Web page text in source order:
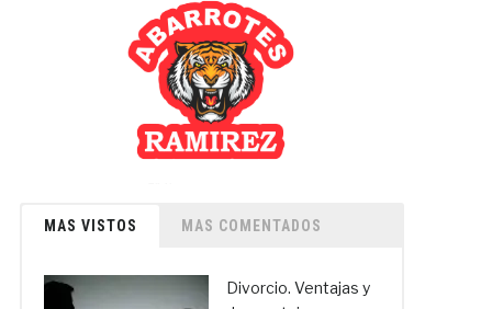
MAS VISTOS MAS COMENTADOS
Divorcio. Ventajas y